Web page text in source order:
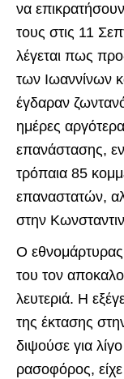
να
τους στις 11
λέγεται πως
των Ιωαννίνων
έγδαραν
ημέρες
επανάστασης,
τρόπαια 85
επαναστατών,
στην
Ο εθνομάρτυρας
του τον
λευτεριά. Η
της έκτασης
διψούσε για
ρασοφόρος,